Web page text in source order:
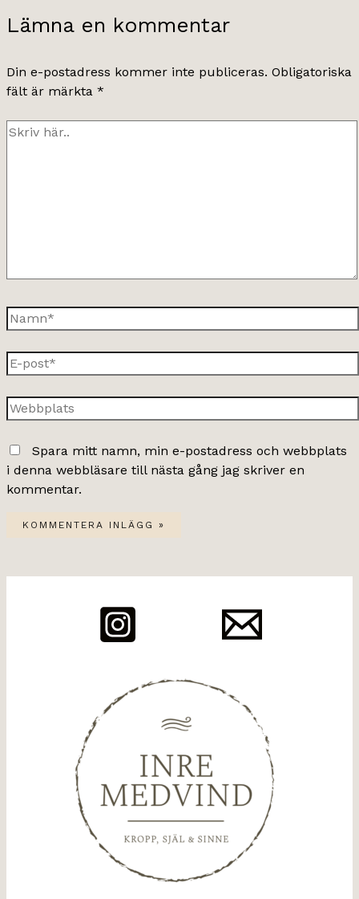
Lämna en kommentar
Din e-postadress kommer inte publiceras. Obligatoriska
fält är märkta *
Skriv
Namn*
E-
post*
Webbplats
Spara mitt namn, min e-postadress och webbplats
i denna webbläsare till nästa gång jag skriver en
kommentar.